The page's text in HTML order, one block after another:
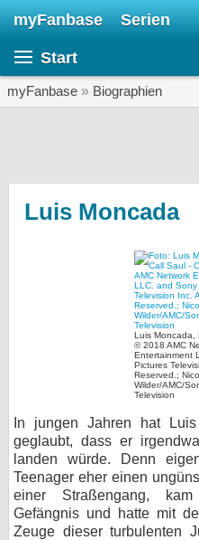
myFanbase Serien
Start
myFanbase » Biographien
Luis Moncada
Luis Moncada,
© 2018 AMC
Entertainment
Pictures
Reserved.;
Wilder/AMC/
Television
In jungen Jahren hat
geglaubt, dass er
landen würde. Denn
Teenager eher einen
einer Straßengang,
Gefängnis und hatte mit
Zeuge dieser turbulenten